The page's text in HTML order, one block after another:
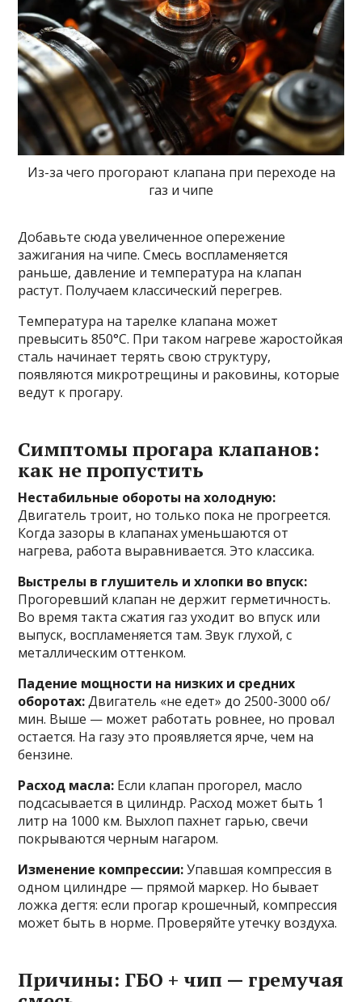
Из-за чего прогорают клапана при переходе на
газ и чипе
Добавьте сюда увеличенное опережение
зажигания на чипе. Смесь воспламеняется
раньше, давление и температура на клапан
растут. Получаем классический перегрев.
Температура на тарелке клапана может
превысить 850°C. При таком нагреве жаростойкая
сталь начинает терять свою структуру,
появляются микротрещины и раковины, которые
ведут к прогару.
Симптомы прогара клапанов:
как не пропустить
Нестабильные обороты на холодную:
Двигатель троит, но только пока не прогреется.
Когда зазоры в клапанах уменьшаются от
нагрева, работа выравнивается. Это классика.
Выстрелы в глушитель и хлопки во впуск:
Прогоревший клапан не держит герметичность.
Во время такта сжатия газ уходит во впуск или
выпуск, воспламеняется там. Звук глухой, с
металлическим оттенком.
Падение мощности на низких и средних
оборотах:Двигатель «не едет» до 2500-3000 об/
мин. Выше — может работать ровнее, но провал
остается. На газу это проявляется ярче, чем на
бензине.
Расход масла: Если клапан прогорел, масло
подсасывается в цилиндр. Расход может быть 1
литр на 1000 км. Выхлоп пахнет гарью, свечи
покрываются черным нагаром.
Изменение компрессии:Упавшая компрессия в
одном цилиндре — прямой маркер. Но бывает
ложка дегтя: если прогар крошечный, компрессия
может быть в норме. Проверяйте утечку воздуха.
Причины: ГБО + чип — гремучая